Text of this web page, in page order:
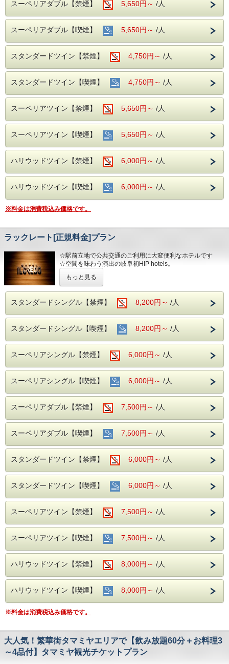
＊当ホテルの専用駐車場はございませんが有料駐車場との契
約をしております。
営業時間 7：00～23：00 制限 車高155cm以下、車幅185cm
ホテル横の路地を入って左手にございます。
※注意※ こちらの駐車場への道路は、午後５時～午後９時
まで車両通行規制がございます。
②名鉄協商【岐阜第２】24時間営業 車高220cm以下
③安田商事パーキング 24時間営業 車高220cm以下
宿泊駐車券（1泊）￥1，000をフロントで販売いたしており
ます。
（注1）①の駐車場は営業時間外の入出庫ができません。
（注2）②、③の駐車場は自動精算機式の為、入出庫の都度
料金が必要
（注3）バス／トラック／バイクは駐車スペースがございま
せん。
スーペリアダブル【禁煙】 5,650円～ /人
スーペリアダブル【喫煙】 5,650円～ /人
スタンダードツイン【禁煙】 4,750円～ /人
スタンダードツイン【喫煙】 4,750円～ /人
スーペリアツイン【禁煙】 5,650円～ /人
スーペリアツイン【喫煙】 5,650円～ /人
ハリウッドツイン【禁煙】 6,000円～ /人
ハリウッドツイン【喫煙】 6,000円～ /人
※料金は消費税込み価格です。
ラックレート[正規料金]プラン
☆駅前立地で公共交通のご利用に大変便利なホテルです
☆空間を味わう演出の岐阜初HIP hotels。
ゆとりの客室でリラックスをお届けいたします
◆インターネット接続◆
＊有線接続はできません。
電車：ＪＲ岐阜駅 長良口より徒歩３分
お車：名神高速道、一宮ＩＣから３０分
【駐車場のご案内】
＊当ホテルの専用駐車場はございませんが有料駐車場との契
約をしております。
①ホテル隣接契約駐車場
営業時間 7：00～23：00 制限 車高155cm以下、車幅185cm
以内
ホテル横の路地を入って左手にございます。
※注意※ こちらの駐車場への道路は、午後５時～午後９時
まで車両通行規制がございます。
②名鉄協商【岐阜第２】24時間営業 車高220cm以下
③安田商事パーキング 24時間営業 車高220cm以下
宿泊駐車券（1泊）￥1，000をフロントで販売いたしており
ます。
（注2）②、③の駐車場は自動精算機式の為、入出庫の都度
料金が必要
（注3）バス／トラック／バイクは駐車スペースがございま
せん。
もっと見る
スタンダードシングル【禁煙】 8,200円～ /人
スタンダードシングル【喫煙】 8,200円～ /人
スーペリアシングル【禁煙】 6,000円～ /人
スーペリアシングル【喫煙】 6,000円～ /人
スーペリアダブル【禁煙】 7,500円～ /人
スーペリアダブル【喫煙】 7,500円～ /人
スタンダードツイン【禁煙】 6,000円～ /人
スタンダードツイン【喫煙】 6,000円～ /人
スーペリアツイン【禁煙】 7,500円～ /人
スーペリアツイン【喫煙】 7,500円～ /人
ハリウッドツイン【禁煙】 8,000円～ /人
ハリウッドツイン【喫煙】 8,000円～ /人
※料金は消費税込み価格です。
大人気！繁華街タマミヤエリアで【飲み放題60分＋お料理3
～4品付】タマミヤ観光チケットプラン